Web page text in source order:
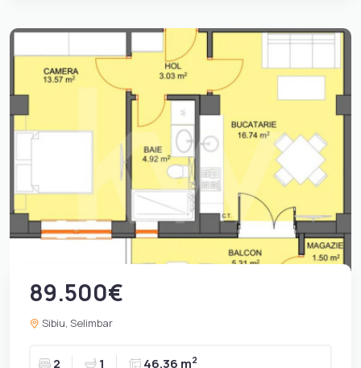
89.500€
Sibiu, Selimbar
2 1 46.36 m2